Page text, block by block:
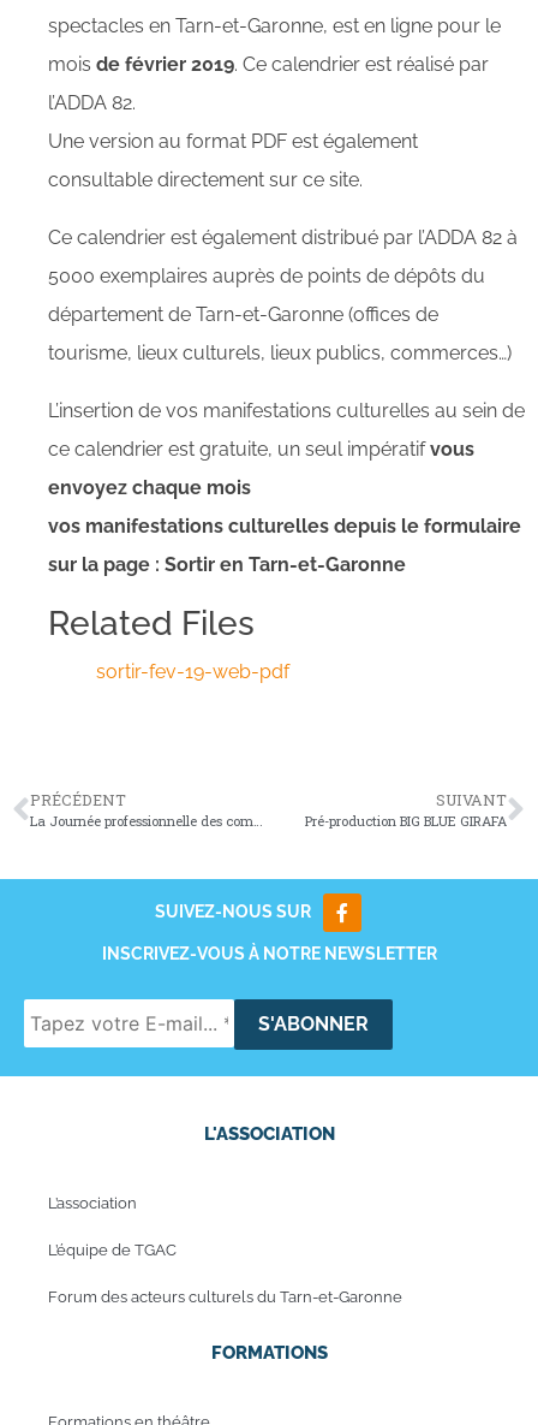
spectacles en Tarn-et-Garonne, est en ligne pour le
mois de février 2019. Ce calendrier est réalisé par
l’ADDA 82.
Une version au format PDF est également
consultable directement sur ce site.
Ce calendrier est également distribué par l’ADDA 82 à
5000 exemplaires auprès de points de dépôts du
département de Tarn-et-Garonne (offices de
tourisme, lieux culturels, lieux publics, commerces…)
L’insertion de vos manifestations culturelles au sein de
ce calendrier est gratuite, un seul impératifvous
envoyez chaque mois
vos manifestations culturelles depuis le formulaire
sur la page : Sortir en Tarn-et-Garonne
Related Files
sortir-fev-19-web-pdf
PRÉCÉDENT
La Journée professionnelle des compagnies du Gers et du Tarn-et-Garonne
SUIVANT
Pré-production BIG BLUE GIRAFA
SUIVEZ-NOUS SUR
INSCRIVEZ-VOUS À NOTRE NEWSLETTER
L'ASSOCIATION
L’association
L’équipe de TGAC
Forum des acteurs culturels du Tarn-et-Garonne
FORMATIONS